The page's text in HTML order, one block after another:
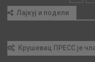
Лајкуј и подели
Крушевац ПРЕСС је